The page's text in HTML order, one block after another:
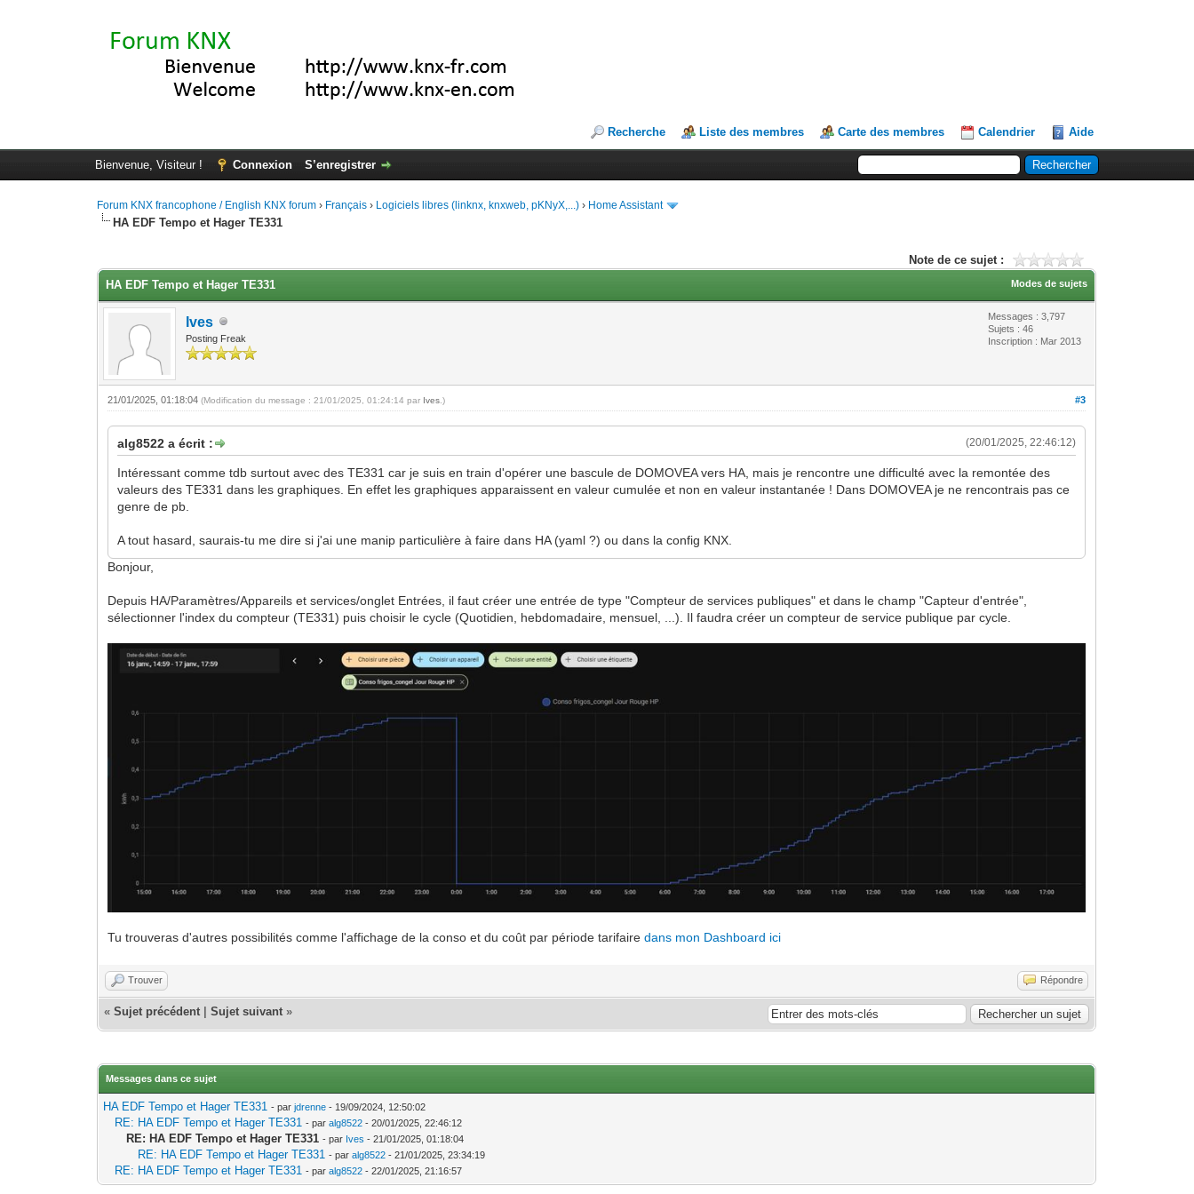
Recherche Liste des membres Carte des membres Calendrier Aide
Bienvenue, Visiteur ! Connexion S’enregistrer
Forum KNX francophone / English KNX forum › Français › Logiciels libres (linknx, knxweb, pKNyX,...) › Home Assistant
HA EDF Tempo et Hager TE331
Note de ce sujet :
Modes de sujets
HA EDF Tempo et Hager TE331
Ives
Posting Freak
Messages : 3,797
Sujets : 46
Inscription : Mar 2013
#3
21/01/2025, 01:18:04(Modification du message : 21/01/2025, 01:24:14 par Ives .)
(20/01/2025, 22:46:12)
alg8522 a écrit :
Intéressant comme tdb surtout avec des TE331 car je suis en train d'opérer une bascule de DOMOVEA vers HA, mais je rencontre une difficulté avec la remontée des
valeurs des TE331 dans les graphiques. En effet les graphiques apparaissent en valeur cumulée et non en valeur instantanée ! Dans DOMOVEA je ne rencontrais pas ce
genre de pb.
A tout hasard, saurais-tu me dire si j'ai une manip particulière à faire dans HA (yaml ?) ou dans la config KNX.
Bonjour,
Depuis HA/Paramètres/Appareils et services/onglet Entrées, il faut créer une entrée de type "Compteur de services publiques" et dans le champ "Capteur d'entrée",
sélectionner l'index du compteur (TE331) puis choisir le cycle (Quotidien, hebdomadaire, mensuel, ...). Il faudra créer un compteur de service publique par cycle.
Tu trouveras d'autres possibilités comme l'affichage de la conso et du coût par période tarifairedans mon Dashboard ici
Trouver Répondre
«Sujet précédent |Sujet suivant »
Messages dans ce sujet
HA EDF Tempo et Hager TE331 - parjdrenne - 19/09/2024, 12:50:02
RE: HA EDF Tempo et Hager TE331 - paralg8522 - 20/01/2025, 22:46:12
RE: HA EDF Tempo et Hager TE331 - par Ives - 21/01/2025, 01:18:04
RE: HA EDF Tempo et Hager TE331 - paralg8522 - 21/01/2025, 23:34:19
RE: HA EDF Tempo et Hager TE331 - paralg8522 - 22/01/2025, 21:16:57